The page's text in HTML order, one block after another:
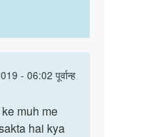
- 06:02 पूर्वान्ह
muh me
hai kya